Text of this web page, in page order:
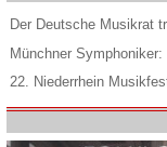
Der Deutsche Musikrat
Münchner
22. Niederrhein